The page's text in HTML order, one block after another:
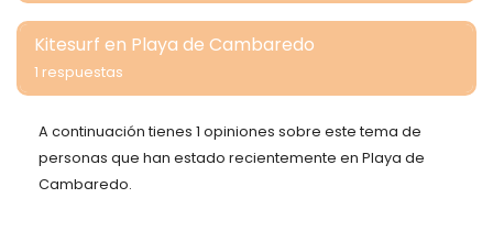
Kitesurf en Playa de Cambaredo
1 respuestas
A continuación tienes 1 opiniones sobre este tema de
personas que han estado recientemente en Playa de
Cambaredo.